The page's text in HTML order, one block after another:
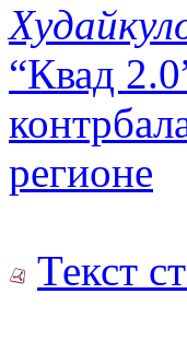
“Квад
регионе
Текст